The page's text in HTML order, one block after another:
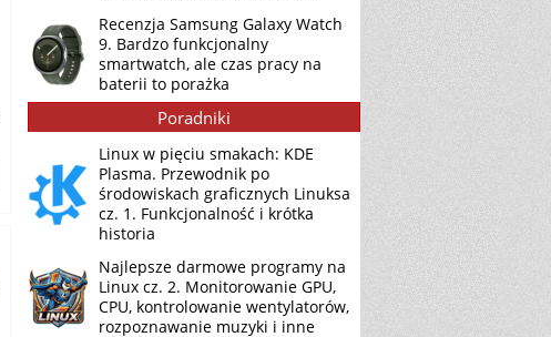
Recenzja Samsung Galaxy Watch
9. Bardzo funkcjonalny
smartwatch, ale czas pracy na
baterii to porażka
Poradniki
Linux w pięciu smakach: KDE
Plasma. Przewodnik po
środowiskach graficznych Linuksa
cz. 1. Funkcjonalność i krótka
historia
Najlepsze darmowe programy na
Linux cz. 2. Monitorowanie GPU,
CPU, kontrolowanie wentylatorów,
rozpoznawanie muzyki i inne